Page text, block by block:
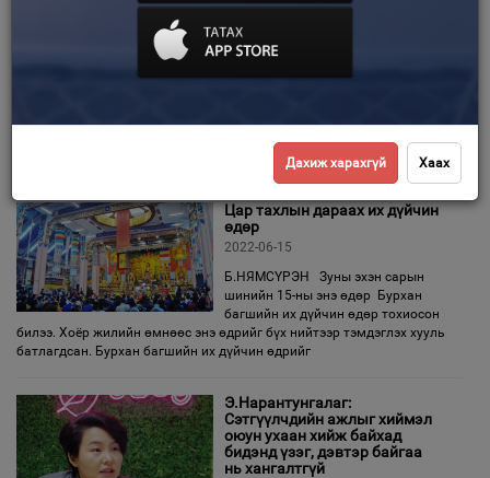
шинэчлэхгүй
2022-06-17
улсын бүртгэлийн байгууллагын
нийт 86 төрлийн лавлагаа, үйлчилгээг цахимд үзүүлж байна. Тоон
гарын үсэг хэрэглээнд нэвтэрснээр иргэн, хуулийн
Цар тахлын дараах их дүйчин
өдөр
2022-06-15
Б.НЯМСҮРЭН Зуны эхэн сарын
шинийн 15-ны энэ өдөр Бурхан
багшийн их дүйчин өдөр тохиосон
билээ. Хоёр жилийн өмнөөс энэ өдрийг бүх нийтээр тэмдэглэх хууль
батлагдсан. Бурхан багшийн их дүйчин өдрийг
Э.Нарантунгалаг:
Сэтгүүлчдийн ажлыг хиймэл
оюун ухаан хийж байхад
бидэнд үзэг, дэвтэр байгаа
нь хангалтгүй
Дахиж харахгүй Хаах